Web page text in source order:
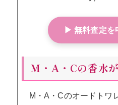
▶ 無料査定を
M・A・Cの香水
M・A・Cのオードトワ